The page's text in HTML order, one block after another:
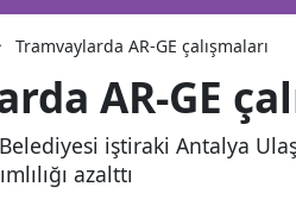
Tramvaylarda AR-GE çalışmaları
AR-GE
iştiraki Antalya
azalttı